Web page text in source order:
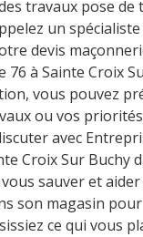
travaux pose de
un
devis
à Sainte Croix
vous pouvez
ou vos priorités.
avec
Croix Sur Buchy
sauver et
son magasin
ce qui vous